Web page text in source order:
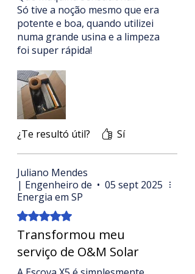
certa.
em linha reta, ajudando no
controle em telhados e estruturas
de solo.
Sim, muitos clientes operam a X5
em equipe
áreas, duplas ganham velocidade.
Tem assistência e peças?
Sim.Suporte Limpeza Solar,
estoque local e envio rápido de
componentes.
Quem usa, recomenda
“A X5 paga a conta: com um
Só tive a noção mesmo que era
potente e boa, quando utilizei
numa grande usina e a limpeza
foi super rápida!
mais rápido do que eu esperava!
Grande investimento.
¿Te resultó útil? Sí
Juliano Mendes
| Engenheiro de
Energia em SP
• 05 sept 2025
Obtuvo 5 de 5 estrellas.
Transformou meu
serviço de O&M Solar